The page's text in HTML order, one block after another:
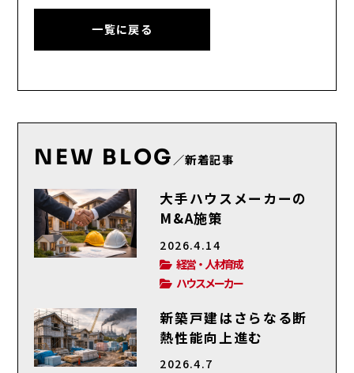
一覧に戻る
NEW BLOG／新着記事
大手ハウスメーカーの
M&A施策
2026.4.14
経営・人材育成
ハウスメーカー
新築戸建はさらなる断
熱性能向上進む
2026.4.7